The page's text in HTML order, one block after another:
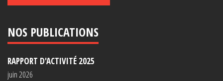
NOS PUBLICATIONS
RAPPORT D'ACTIVITÉ 2025
juin 2026